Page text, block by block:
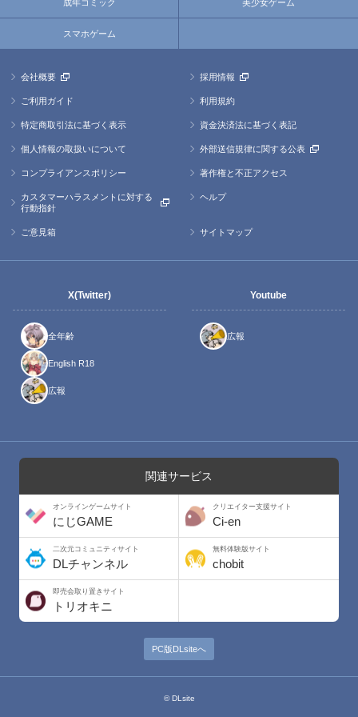
成年コミック 美少女ゲーム
スマホゲーム
会社概要 採用情報
ご利用ガイド 利用規約
特定商取引法に基づく表示 資金決済法に基づく表記
個人情報の取扱いについて 外部送信規律に関する公表
コンプライアンスポリシー 著作権と不正アクセス
カスタマーハラスメントに対する
行動指針
ヘルプ
ご意見箱 サイトマップ
X(Twitter)
全年齢
English R18
広報
Youtube
広報
関連サービス
オンラインゲームサイト
にじGAME
クリエイター支援サイト
Ci-en
二次元コミュニティサイト
DLチャンネル
無料体験版サイト
chobit
即売会取り置きサイト
トリオキニ
PC版DLsiteへ
© DLsite